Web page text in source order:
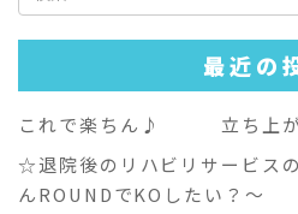
索:
最近の
これで楽ちん♪ 立ち上が
☆退院後のリハビリサービス
んROUNDでKOしたい？～